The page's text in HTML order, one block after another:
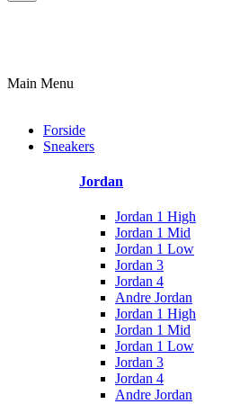
Main Menu
Forside
Sneakers
Jordan
Jordan 1 High
Jordan 1 Mid
Jordan 1 Low
Jordan 3
Jordan 4
Andre Jordan
Jordan 1 High
Jordan 1 Mid
Jordan 1 Low
Jordan 3
Jordan 4
Andre Jordan